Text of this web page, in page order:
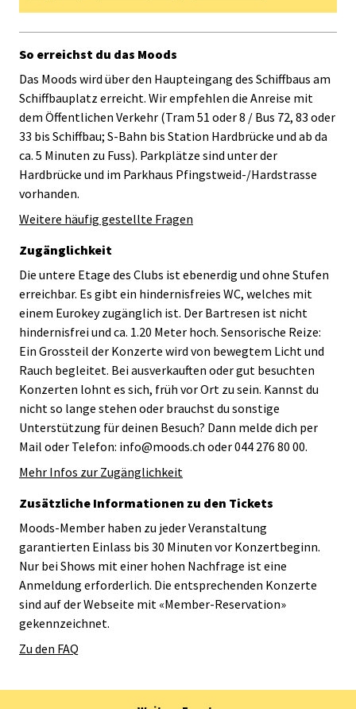
So erreichst du das Moods
Das Moods wird über den Haupteingang des Schiffbaus am
Schiffbauplatz erreicht. Wir empfehlen die Anreise mit
dem Öffentlichen Verkehr (Tram 51 oder 8 / Bus 72, 83 oder
33 bis Schiffbau; S-Bahn bis Station Hardbrücke und ab da
ca. 5 Minuten zu Fuss). Parkplätze sind unter der
Hardbrücke und im Parkhaus Pfingstweid-/Hardstrasse
vorhanden.
Weitere häufig gestellte Fragen
Zugänglichkeit
Die untere Etage des Clubs ist ebenerdig und ohne Stufen
erreichbar. Es gibt ein hindernisfreies WC, welches mit
einem Eurokey zugänglich ist. Der Bartresen ist nicht
hindernisfrei und ca. 1.20 Meter hoch. Sensorische Reize:
Ein Grossteil der Konzerte wird von bewegtem Licht und
Rauch begleitet. Bei ausverkauften oder gut besuchten
Konzerten lohnt es sich, früh vor Ort zu sein. Kannst du
nicht so lange stehen oder brauchst du sonstige
Unterstützung für deinen Besuch? Dann melde dich per
Mail oder Telefon: info@moods.ch oder 044 276 80 00.
Mehr Infos zur Zugänglichkeit
Zusätzliche Informationen zu den Tickets
Moods-Member haben zu jeder Veranstaltung
garantierten Einlass bis 30 Minuten vor Konzertbeginn.
Nur bei Shows mit einer hohen Nachfrage ist eine
Anmeldung erforderlich. Die entsprechenden Konzerte
sind auf der Webseite mit «Member-Reservation»
gekennzeichnet.
Zu den FAQ